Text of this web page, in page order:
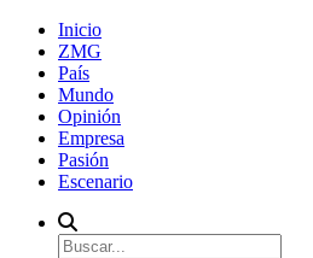
Inicio
ZMG
País
Mundo
Opinión
Empresa
Pasión
Escenario